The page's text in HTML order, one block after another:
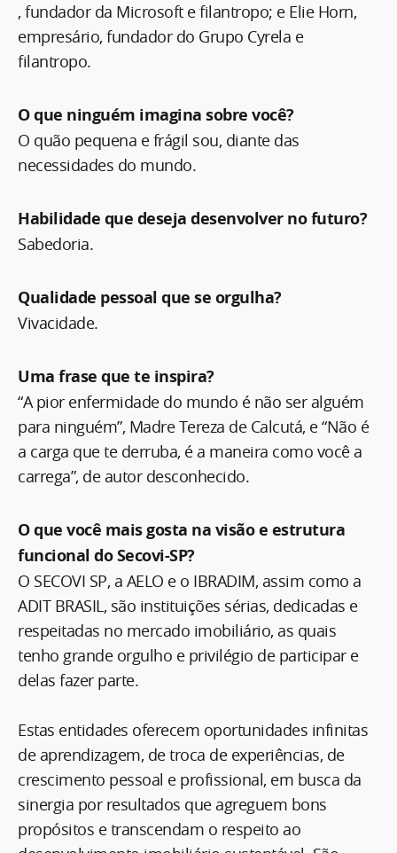
, fundador da Microsoft e filantropo; e Elie Horn,
empresário, fundador do Grupo Cyrela e
filantropo.
O que ninguém imagina sobre você?
O quão pequena e frágil sou, diante das
necessidades do mundo.
Habilidade que deseja desenvolver no futuro?
Sabedoria.
Qualidade pessoal que se orgulha?
Vivacidade.
Uma frase que te inspira?
“A pior enfermidade do mundo é não ser alguém
para ninguém”, Madre Tereza de Calcutá, e “Não é
a carga que te derruba, é a maneira como você a
carrega”, de autor desconhecido.
O que você mais gosta na visão e estrutura
funcional do Secovi-SP?
O SECOVI SP, a AELO e o IBRADIM, assim como a
ADIT BRASIL, são instituições sérias, dedicadas e
respeitadas no mercado imobiliário, as quais
tenho grande orgulho e privilégio de participar e
delas fazer parte.
Estas entidades oferecem oportunidades infinitas
de aprendizagem, de troca de experiências, de
crescimento pessoal e profissional, em busca da
sinergia por resultados que agreguem bons
propósitos e transcendam o respeito ao